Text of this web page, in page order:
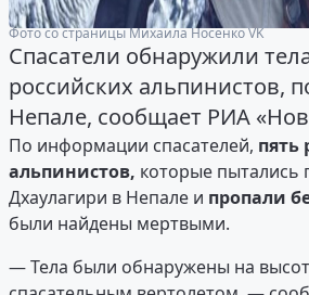
Фото со страницы Михаила Носенко VK
Спасатели обнаружили
российских альпинистов,
Непале, сообщает РИА
По информации спасателей, пять
альпинистов, которые пытались
Дхаулагири в Непале и пропали
были найдены мертвыми.
— Тела были обнаружены на